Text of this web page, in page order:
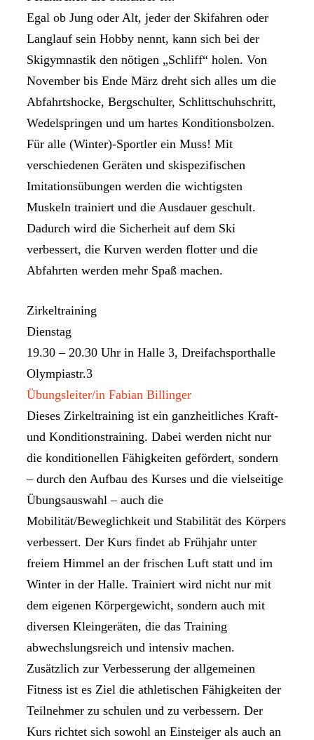
Egal ob Jung oder Alt, jeder der Skifahren oder
Langlauf sein Hobby nennt, kann sich bei der
Skigymnastik den nötigen „Schliff“ holen. Von
November bis Ende März dreht sich alles um die
Abfahrtshocke, Bergschulter, Schlittschuhschritt,
Wedelspringen und um hartes Konditionsbolzen.
Für alle (Winter)-Sportler ein Muss! Mit
verschiedenen Geräten und skispezifischen
Imitationsübungen werden die wichtigsten
Muskeln trainiert und die Ausdauer geschult.
Dadurch wird die Sicherheit auf dem Ski
verbessert, die Kurven werden flotter und die
Abfahrten werden mehr Spaß machen.
Zirkeltraining
Dienstag
19.30 – 20.30 Uhr in Halle 3, Dreifachsporthalle
Olympiastr.3
Übungsleiter/in Fabian Billinger
Dieses Zirkeltraining ist ein ganzheitliches Kraft-
und Konditionstraining. Dabei werden nicht nur
die konditionellen Fähigkeiten gefördert, sondern
– durch den Aufbau des Kurses und die vielseitige
Übungsauswahl – auch die
Mobilität/Beweglichkeit und Stabilität des Körpers
verbessert. Der Kurs findet ab Frühjahr unter
freiem Himmel an der frischen Luft statt und im
Winter in der Halle. Trainiert wird nicht nur mit
dem eigenen Körpergewicht, sondern auch mit
diversen Kleingeräten, die das Training
abwechslungsreich und intensiv machen.
Zusätzlich zur Verbesserung der allgemeinen
Fitness ist es Ziel die athletischen Fähigkeiten der
Teilnehmer zu schulen und zu verbessern. Der
Kurs richtet sich sowohl an Einsteiger als auch an